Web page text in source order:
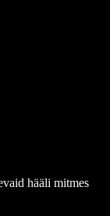
hääli mitmes